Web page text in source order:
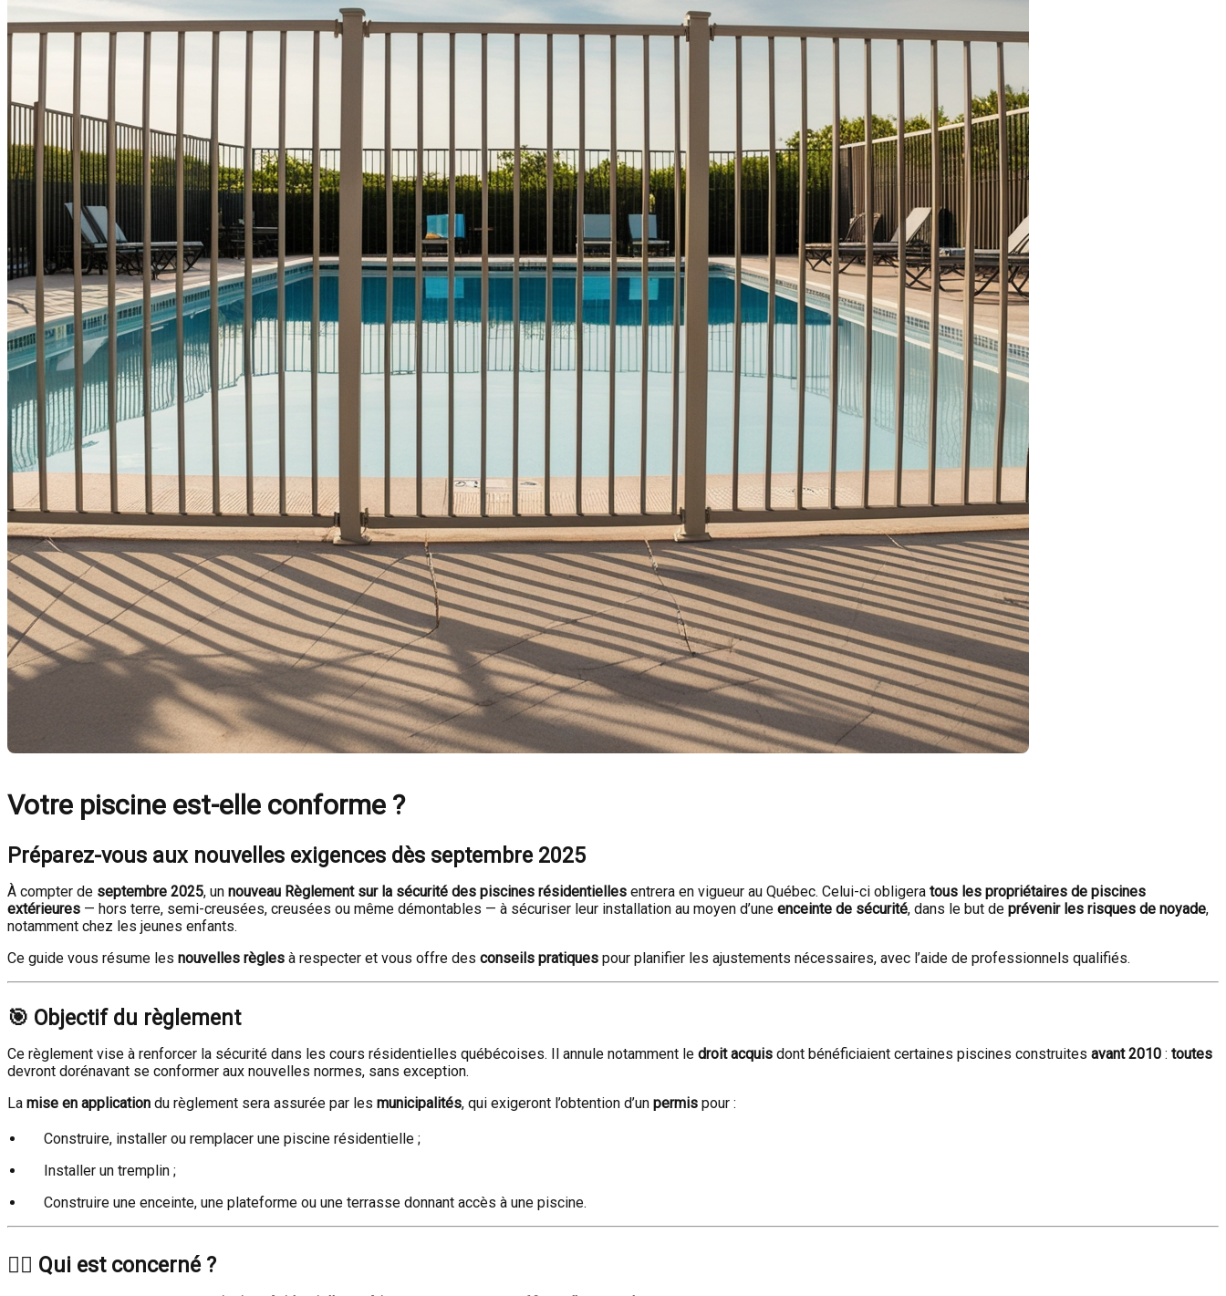
Votre piscine est-elle conforme ?
Préparez-vous aux nouvelles exigences dès septembre 2025
À compter de septembre 2025, un nouveau Règlement sur la sécurité des piscines résidentielles entrera en vigueur au Québec. Celui-ci obligera tous les propriétaires de piscines
extérieures — hors terre, semi-creusées, creusées ou même démontables — à sécuriser leur installation au moyen d’une enceinte de sécurité, dans le but de prévenir les risques de noyade,
notamment chez les jeunes enfants.
Ce guide vous résume les nouvelles règles à respecter et vous offre des conseils pratiques pour planifier les ajustements nécessaires, avec l’aide de professionnels qualifiés.
🎯 Objectif du règlement
Ce règlement vise à renforcer la sécurité dans les cours résidentielles québécoises. Il annule notamment le droit acquis dont bénéficiaient certaines piscines construites avant 2010 : toutes
devront dorénavant se conformer aux nouvelles normes, sans exception.
La mise en application du règlement sera assurée par les municipalités, qui exigeront l’obtention d’un permis pour :
Construire, installer ou remplacer une piscine résidentielle ;
Installer un tremplin ;
Construire une enceinte, une plateforme ou une terrasse donnant accès à une piscine.
🏊‍♂️ Qui est concerné ?